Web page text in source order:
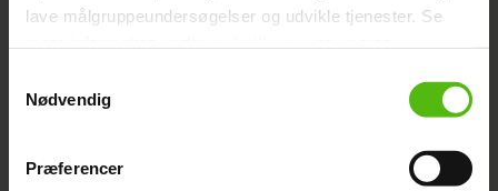
lave målgruppeundersøgelser og udvikle tjenester. Se
tilbage eller ændre indstillinger fra vores
"Cookiedeklaration", eller ved at trykke på "Privacy
Nødvendig
Præferencer
Læs også:
Linse afslører: Dropper